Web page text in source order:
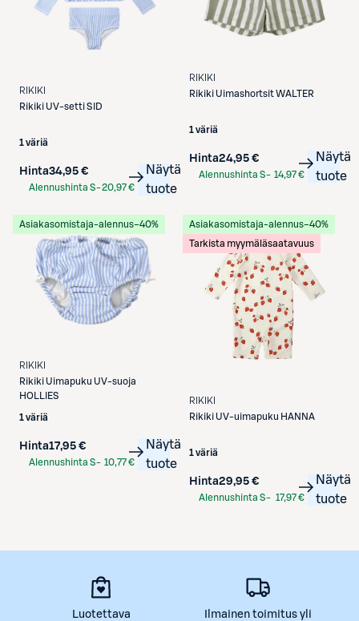
RIKIKI
RikikiUV-setti SID
1 väriä
Hinta34,95 €
Alennushinta S-20,97 €
Näytä
tuote
RIKIKI
RikikiUimashortsit WALTER
1 väriä
Hinta24,95 €
Alennushinta S- 14,97 €
Näytä
tuote
Asiakasomistaja-alennus−40%
RIKIKI
RikikiUimapuku UV-suoja
HOLLIES
1 väriä
Hinta17,95 €
Alennushinta S- 10,77 €
Näytä
tuote
Asiakasomistaja-alennus−40%
Tarkista myymäläsaatavuus
RIKIKI
RikikiUV-uimapuku HANNA
1 väriä
Hinta29,95 €
Alennushinta S- 17,97 €
Näytä
tuote
Luotettava
Ilmainen toimitus yli